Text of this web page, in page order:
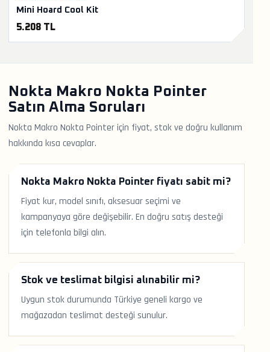
Mini Hoard Cool Kit
5.208 TL
Nokta Makro Nokta Pointer
Satın Alma Soruları
Nokta Makro Nokta Pointer için fiyat, stok ve doğru kullanım
hakkında kısa cevaplar.
Nokta Makro Nokta Pointer fiyatı sabit mi?
Fiyat kur, model sınıfı, aksesuar seçimi ve
kampanyaya göre değişebilir. En doğru satış desteği
için telefonla bilgi alın.
Stok ve teslimat bilgisi alınabilir mi?
Uygun stok durumunda Türkiye geneli kargo ve
mağazadan teslimat desteği sunulur.